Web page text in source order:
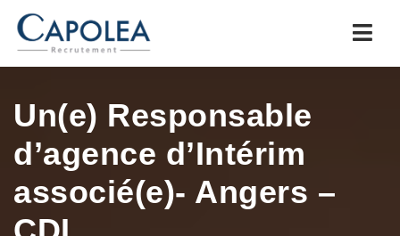
Un(e) Responsable
d’agence d’Intérim
associé(e)- Angers –